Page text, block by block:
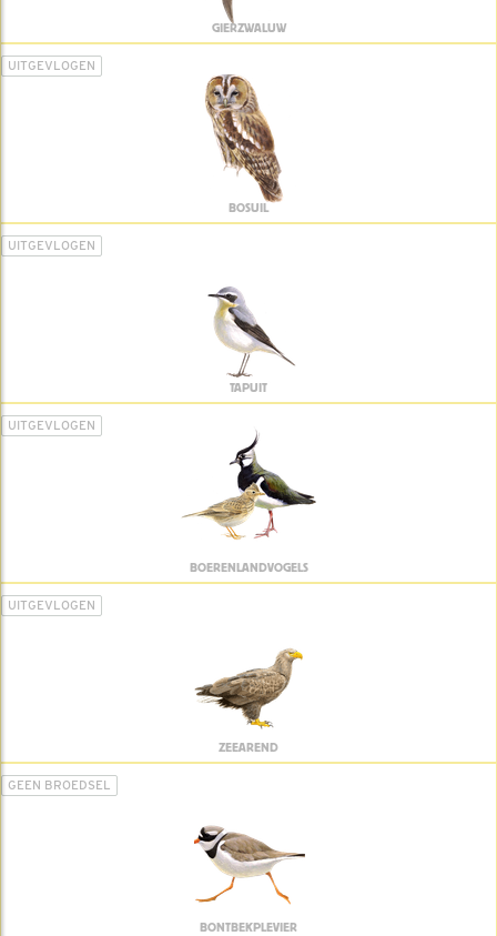
GIERZWALUW
UITGEVLOGEN
BOSUIL
UITGEVLOGEN
TAPUIT
UITGEVLOGEN
BOERENLANDVOGELS
UITGEVLOGEN
ZEEAREND
GEEN BROEDSEL
BONTBEKPLEVIER